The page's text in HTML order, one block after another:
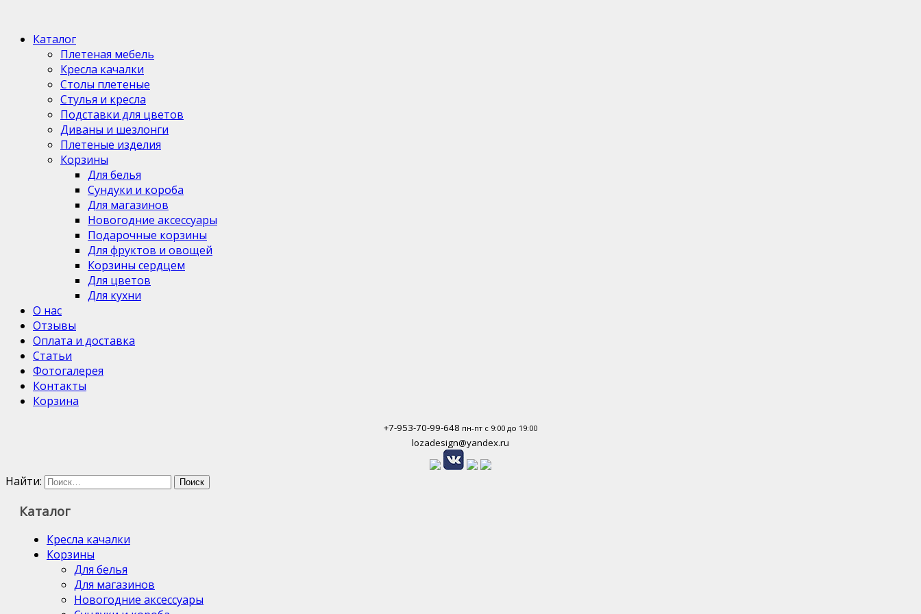
Каталог
Плетеная мебель
Кресла качалки
Столы плетеные
Стулья и кресла
Подставки для цветов
Диваны и шезлонги
Плетеные изделия
Корзины
Для белья
Сундуки и короба
Для магазинов
Новогодние аксессуары
Подарочные корзины
Для фруктов и овощей
Корзины сердцем
Для цветов
Для кухни
О нас
Отзывы
Оплата и доставка
Статьи
Фотогалерея
Контакты
Корзина
+7-953-70-99-648 пн-пт с 9:00 до 19:00
lozadesign@yandex.ru
Найти:
Каталог
Кресла качалки
Корзины
Для белья
Для магазинов
Новогодние аксессуары